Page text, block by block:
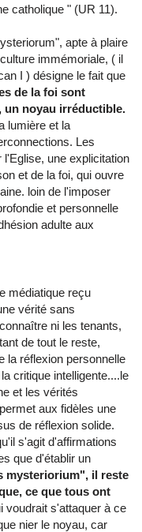
catholique " (UR 11).
apte à plaire
immémoriale, ( il
I ) désigne le fait que
de la foi sont
un noyau irréductible.
lumière et la
Les
une explicitation
et de la foi, qui ouvre
loin de l'imposer
et personnelle
adulte aux
médiatique reçu
vérité sans
ni les tenants,
de tout le reste,
la réflexion personnelle
critique intelligente....le
et les vérités
aux fidèles une
de réflexion solide.
s'agit d'affirmations
que d'établir un
mysteriorium", il reste
ce que tous ont
voudrait s'attaquer à ce
nier le noyau, car